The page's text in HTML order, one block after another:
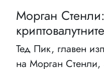
Морган
Тед Пик, главен
на Морган Стенли,